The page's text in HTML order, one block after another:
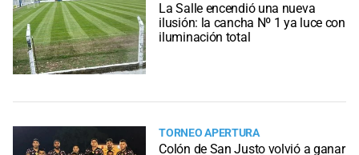
La Salle encendió una nueva
ilusión: la cancha Nº 1 ya luce con
iluminación total
TORNEO APERTURA
Colón de San Justo volvió a ganar